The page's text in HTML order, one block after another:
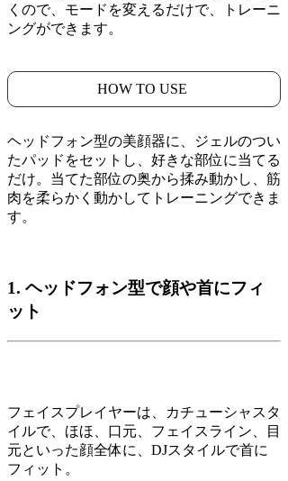
くので、モードを変えるだけで、トレーニ
ングができます。
HOW TO USE
ヘッドフォン型の美顔器に、ジェルのつい
たパッドをセットし、好きな部位に当てる
だけ。当てた部位の奥から揉み動かし、筋
肉を柔らかく動かしてトレーニングできま
す。
1. ヘッドフォン型で顔や首にフィ
ット
フェイスプレイヤーは、カチューシャスタ
イルで、ほほ、口元、フェイスライン、目
元といった顔全体に、DJスタイルで首に
フィット。